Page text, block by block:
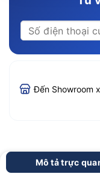
Đến Showroom
Mô tả trực